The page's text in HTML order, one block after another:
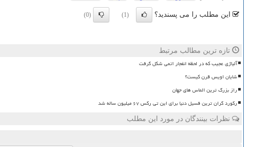
این مطلب را می پسندید؟ (1)
(0)
تازه ترین مطالب مرتبط
آلیاژی عجیب که در لحظه انفجار اتمی شکل گرفت
شایان اویس قرن کیست؟
راز بزرگ ترین الماس های جهان
رکورد گران ترین فسیل دنیا برای این تی رکس ۶۷ میلیون ساله شد
نظرات بینندگان در مورد این مطلب